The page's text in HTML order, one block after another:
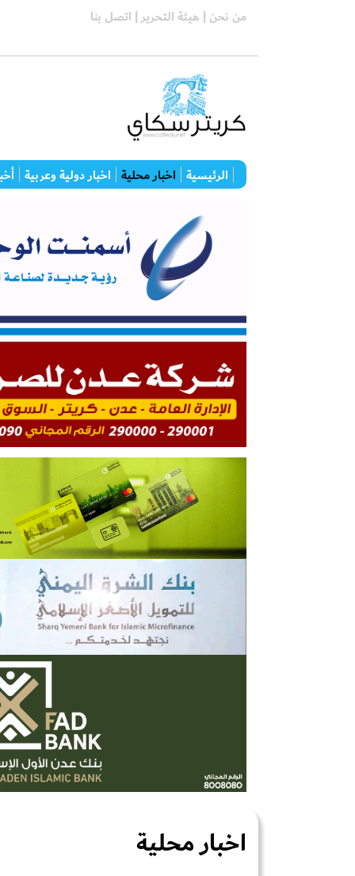
من نحن | هيئة التحرير | اتصل بنا
الرئيسية اخبار محلية اخبار دولية وعربية
اخبار محلية